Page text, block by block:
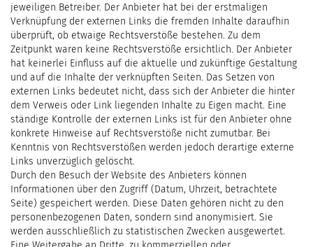
jeweiligen Betreiber. Der Anbieter hat bei der erstmaligen
Verknüpfung der externen Links die fremden Inhalte daraufhin
überprüft, ob etwaige Rechtsverstöße bestehen. Zu dem
Zeitpunkt waren keine Rechtsverstöße ersichtlich. Der Anbieter
hat keinerlei Einfluss auf die aktuelle und zukünftige Gestaltung
und auf die Inhalte der verknüpften Seiten. Das Setzen von
externen Links bedeutet nicht, dass sich der Anbieter die hinter
dem Verweis oder Link liegenden Inhalte zu Eigen macht. Eine
ständige Kontrolle der externen Links ist für den Anbieter ohne
konkrete Hinweise auf Rechtsverstöße nicht zumutbar. Bei
Kenntnis von Rechtsverstößen werden jedoch derartige externe
Links unverzüglich gelöscht.
Durch den Besuch der Website des Anbieters können
Informationen über den Zugriff (Datum, Uhrzeit, betrachtete
Seite) gespeichert werden. Diese Daten gehören nicht zu den
personenbezogenen Daten, sondern sind anonymisiert. Sie
werden ausschließlich zu statistischen Zwecken ausgewertet.